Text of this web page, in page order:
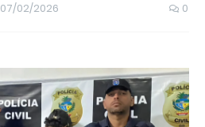
07/02/2026 0